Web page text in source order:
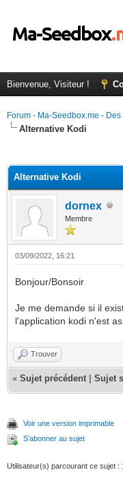
Bienvenue, Visiteur !
Forum - Ma-Seedbox.me -
Alternative Kodi
Alternative Kodi
dornex
Membre
03/09/2022, 16:21
Bonjour/Bonsoir
Je me demande si il
l'application kodi n'est
Trouver
« Sujet précédent Sujet
Voir une version imprimable
S’abonner au sujet
Utilisateur(s) parcourant ce sujet :